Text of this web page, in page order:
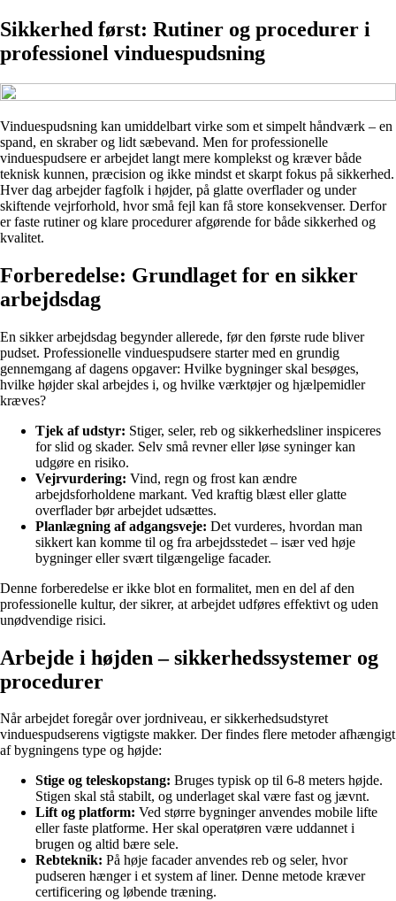
Sikkerhed først: Rutiner og procedurer i
professionel vinduespudsning
Vinduespudsning kan umiddelbart virke som et simpelt håndværk – en
spand, en skraber og lidt sæbevand. Men for professionelle
vinduespudsere er arbejdet langt mere komplekst og kræver både
teknisk kunnen, præcision og ikke mindst et skarpt fokus på sikkerhed.
Hver dag arbejder fagfolk i højder, på glatte overflader og under
skiftende vejrforhold, hvor små fejl kan få store konsekvenser. Derfor
er faste rutiner og klare procedurer afgørende for både sikkerhed og
kvalitet.
Forberedelse: Grundlaget for en sikker
arbejdsdag
En sikker arbejdsdag begynder allerede, før den første rude bliver
pudset. Professionelle vinduespudsere starter med en grundig
gennemgang af dagens opgaver: Hvilke bygninger skal besøges,
hvilke højder skal arbejdes i, og hvilke værktøjer og hjælpemidler
kræves?
Tjek af udstyr: Stiger, seler, reb og sikkerhedsliner inspiceres
for slid og skader. Selv små revner eller løse syninger kan
udgøre en risiko.
Vejrvurdering: Vind, regn og frost kan ændre
arbejdsforholdene markant. Ved kraftig blæst eller glatte
overflader bør arbejdet udsættes.
Planlægning af adgangsveje: Det vurderes, hvordan man
sikkert kan komme til og fra arbejdsstedet – især ved høje
bygninger eller svært tilgængelige facader.
Denne forberedelse er ikke blot en formalitet, men en del af den
professionelle kultur, der sikrer, at arbejdet udføres effektivt og uden
unødvendige risici.
Arbejde i højden – sikkerhedssystemer og
procedurer
Når arbejdet foregår over jordniveau, er sikkerhedsudstyret
vinduespudserens vigtigste makker. Der findes flere metoder afhængigt
af bygningens type og højde:
Stige og teleskopstang: Bruges typisk op til 6-8 meters højde.
Stigen skal stå stabilt, og underlaget skal være fast og jævnt.
Lift og platform: Ved større bygninger anvendes mobile lifte
eller faste platforme. Her skal operatøren være uddannet i
brugen og altid bære sele.
Rebteknik: På høje facader anvendes reb og seler, hvor
pudseren hænger i et system af liner. Denne metode kræver
certificering og løbende træning.